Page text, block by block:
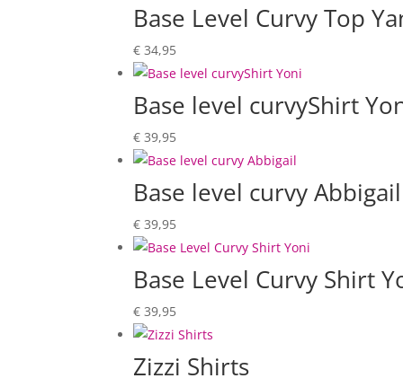
Base Level Curvy Top
€ 34,95
Base level curvyShirt
€ 39,95
Base level curvy Abbigail
€ 39,95
Base Level Curvy Shirt
€ 39,95
Zizzi Shirts